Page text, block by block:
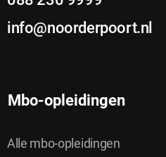
info@noorderpoort.nl
Mbo-opleidingen
Alle mbo-opleidingen